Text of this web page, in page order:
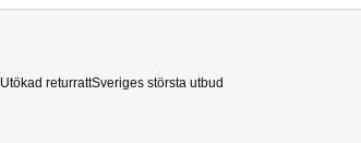
Utökad returrattSveriges största utbud